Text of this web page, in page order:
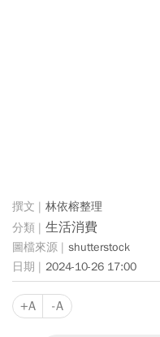
林依榕整理
生活消費
shutterstock
2024-10-26 17:00
+A -A